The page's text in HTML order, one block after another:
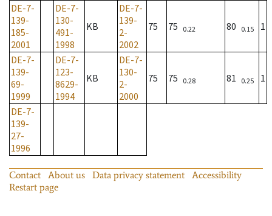
DE-7-
139-
185-
2001
DE-7-
130-
491-
1998
KB
DE-7-
139-
2-
2002
75 75 0.22 80 0.15 1
DE-7-
139-
69-
1999
DE-7-
123-
8629-
1994
KB
DE-7-
130-
2-
2000
75 75 0.28 81 0.25 1
DE-7-
139-
27-
1996
Contact About us Data privacy statement
Accessibility
Restart page